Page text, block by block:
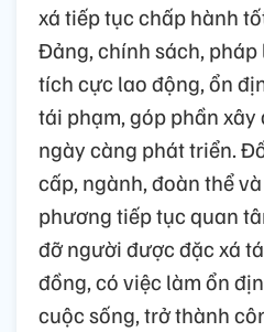
xá tiếp tục chấp hành
Đảng, chính sách,
tích cực lao động, ổn
tái phạm, góp phần
ngày càng phát triển.
cấp, ngành, đoàn thể
phương tiếp tục quan
đỡ người được đặc xá
đồng, có việc làm ổn
cuộc sống, trở thành